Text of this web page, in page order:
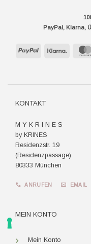
PayPal, Klarna,
PayPal Klarna
KONTAKT
M Y K R I N E S
by KRINES
Residenzstr. 19
(Residenzpassage)
80333 München
ANRUFEN EMAIL
MEIN KONTO
Mein Konto